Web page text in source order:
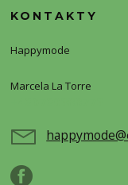
KONTAKTY
Happymode
Marcela La Torre